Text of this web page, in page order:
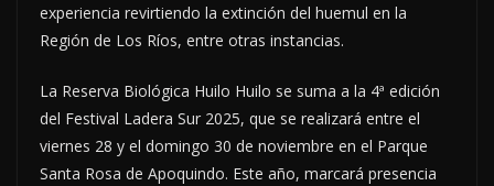
experiencia revirtiendo la extinción del huemul en la
Región de Los Ríos, entre otras instancias.
La Reserva Biológica Huilo Huilo se suma a la 4ª edición
del Festival Ladera Sur 2025, que se realizará entre el
viernes 28 y el domingo 30 de noviembre en el Parque
Santa Rosa de Apoquindo. Este año, marcará presencia